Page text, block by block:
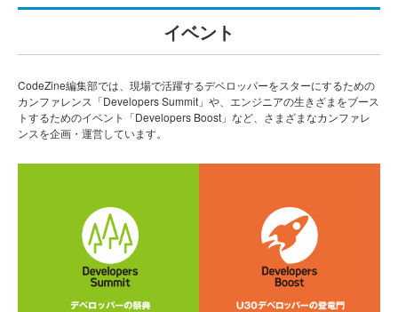
イベント
CodeZine編集部では、現場で活躍するデベロッパーをスターにするための
カンファレンス「Developers Summit」や、エンジニアの生きざまをブース
トするためのイベント「Developers Boost」など、さまざまなカンファレ
ンスを企画・運営しています。